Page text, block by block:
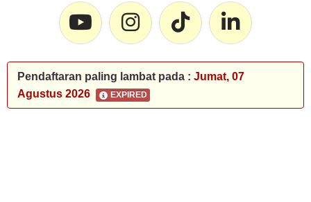
Pendaftaran paling lambat pada : Jumat, 07
Agustus 2026
EXPIRED